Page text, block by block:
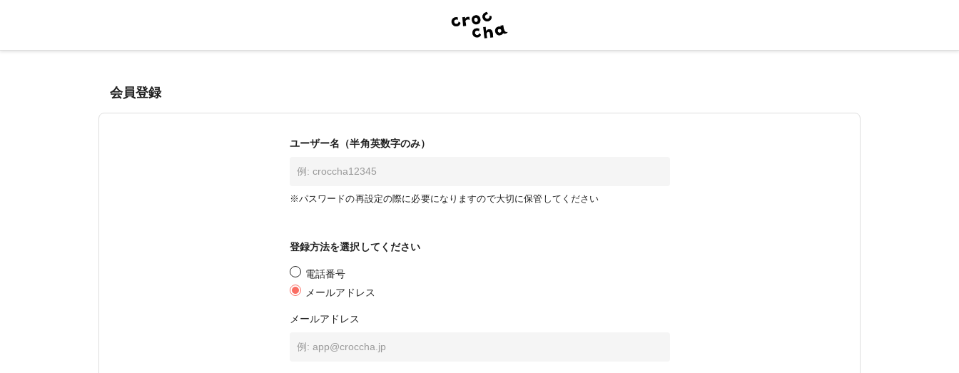
会員登録
ユーザー名（半角英数字のみ）
※パスワードの再設定の際に必要になりますので大切に保管してください
登録方法を選択してください
電話番号
メールアドレス
メールアドレス